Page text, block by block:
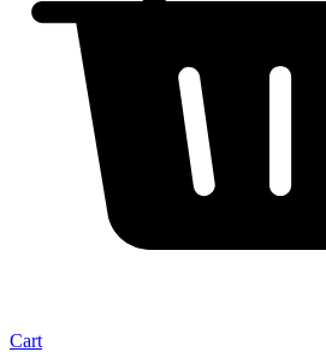
Cart